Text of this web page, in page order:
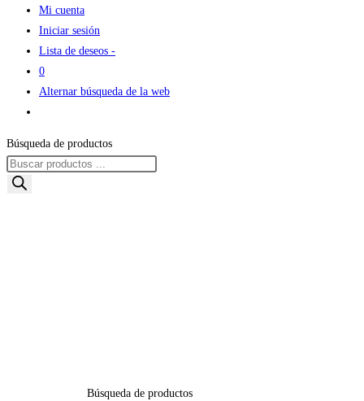
Mi cuenta
Iniciar sesión
Lista de deseos -
0
Alternar búsqueda de la web
Búsqueda de productos
Búsqueda de productos